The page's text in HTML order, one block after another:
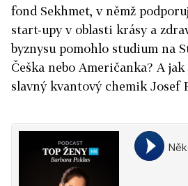
fond Sekhmet, v němž
start-upy v oblasti krásy a
byznysu pomohlo studium na
Češka nebo Američanka? A
slavný kvantový chemik Josef